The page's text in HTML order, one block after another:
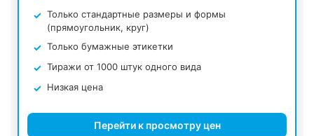
Только стандартные размеры и формы
(прямоугольник, круг)
Только бумажные этикетки
Тиражи от 1000 штук одного вида
Низкая цена
Перейти к просмотру цен